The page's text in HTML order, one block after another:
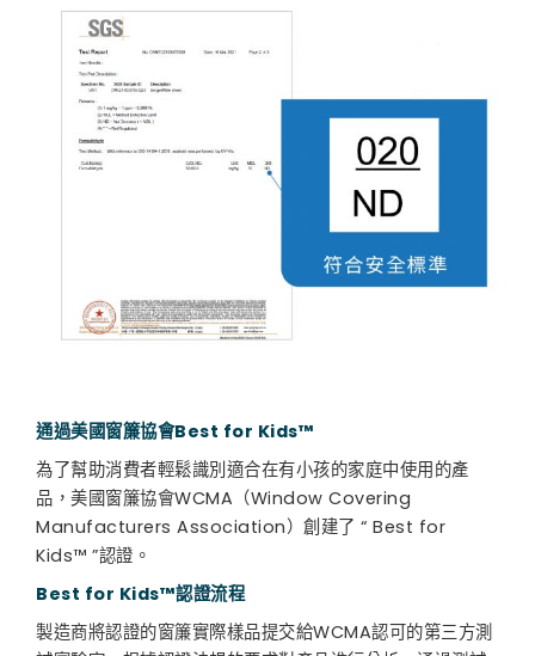
通過美國窗簾協會Best for Kids™
為了幫助消費者輕鬆識別適合在有小孩的家庭中使用的產
品，美國窗簾協會WCMA（Window Covering
Manufacturers Association）創建了 “ Best for
Kids™ ”認證。
Best for Kids™認證流程
製造商將認證的窗簾實際樣品提交給WCMA認可的第三方測